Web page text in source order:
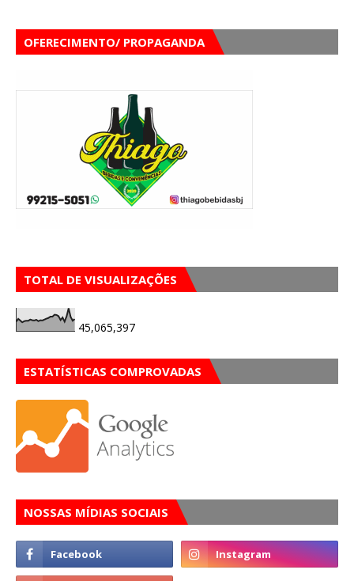
OFERECIMENTO/ PROPAGANDA
TOTAL DE VISUALIZAÇÕES
45,065,397
ESTATÍSTICAS COMPROVADAS
NOSSAS MÍDIAS SOCIAIS